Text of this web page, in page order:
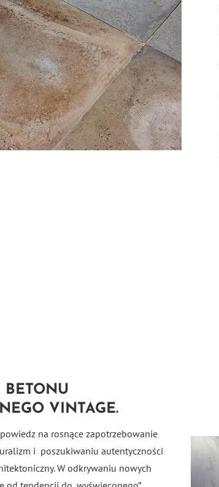
BETONU
VINTAGE.
na rosnące zapotrzebowanie
i poszukiwaniu autentyczności
W odkrywaniu nowych